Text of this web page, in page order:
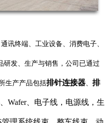
讯终端、工业设备、消费电子、
研发、生产与销售，公司已通过
生产产品包括排针连接器 排
、Wafer、电子线，电源线，生